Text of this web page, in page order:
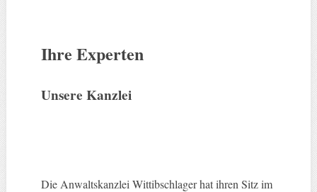
Ihre Experten
Unsere Kanzlei
Die Anwaltskanzlei Wittibschlager hat ihren Sitz im